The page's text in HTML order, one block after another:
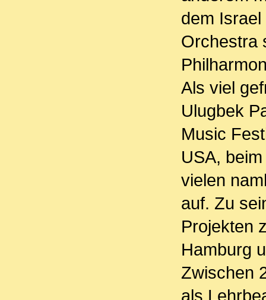
dem
Orchestra
Als viel
Ulugbek
Music
USA,
vielen
auf. Zu
Projekten
Hamburg
Zwischen
als